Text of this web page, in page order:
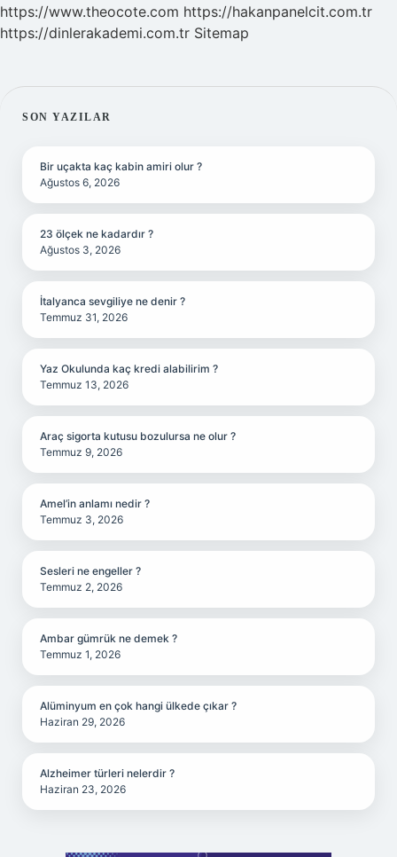
https://www.theocote.com https://hakanpanelcit.com.tr
https://dinlerakademi.com.tr Sitemap
SIDEBAR
SON YAZILAR
Bir uçakta kaç kabin amiri olur ?
Ağustos 6, 2026
23 ölçek ne kadardır ?
Ağustos 3, 2026
İtalyanca sevgiliye ne denir ?
Temmuz 31, 2026
Yaz Okulunda kaç kredi alabilirim ?
Temmuz 13, 2026
Araç sigorta kutusu bozulursa ne olur ?
Temmuz 9, 2026
Amel’in anlamı nedir ?
Temmuz 3, 2026
Sesleri ne engeller ?
Temmuz 2, 2026
Ambar gümrük ne demek ?
Temmuz 1, 2026
Alüminyum en çok hangi ülkede çıkar ?
Haziran 29, 2026
Alzheimer türleri nelerdir ?
Haziran 23, 2026